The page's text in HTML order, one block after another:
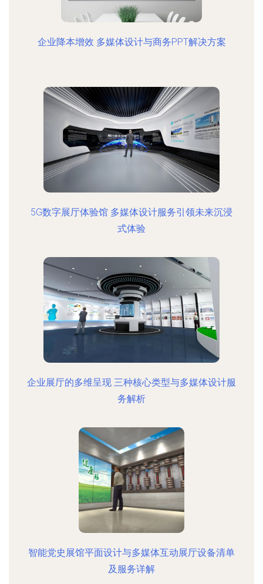
企业降本增效 多媒体设计与商务PPT解决方案
5G数字展厅体验馆 多媒体设计服务引领未来沉浸
式体验
企业展厅的多维呈现 三种核心类型与多媒体设计服
务解析
智能党史展馆平面设计与多媒体互动展厅设备清单
及服务详解